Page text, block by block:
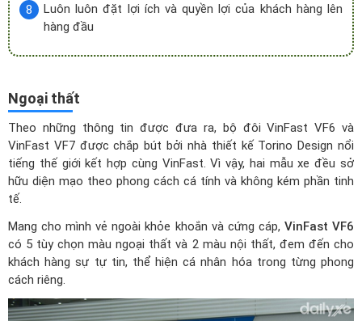
Luôn luôn đặt lợi ích và quyền lợi của khách hàng lên
hàng đầu
Ngoại thất
Theo những thông tin được đưa ra, bộ đôi VinFast VF6 và
VinFast VF7được chắp bút bởi nhà thiết kế Torino Design nổi
tiếng thế giới kết hợp cùng VinFast. Vì vậy, hai mẫu xe đều sở
hữu diện mạo theo phong cách cá tính và không kém phần tinh
tế.
Mang cho mình vẻ ngoài khỏe khoắn và cứng cáp, VinFast VF6
có 5 tùy chọn màu ngoại thất và 2 màu nội thất, đem đến cho
khách hàng sự tự tin, thể hiện cá nhân hóa trong từng phong
cách riêng.